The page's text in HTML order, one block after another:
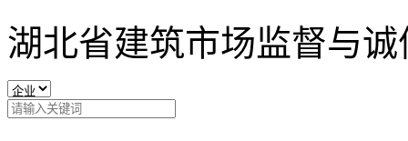
湖北省建筑市场监督与